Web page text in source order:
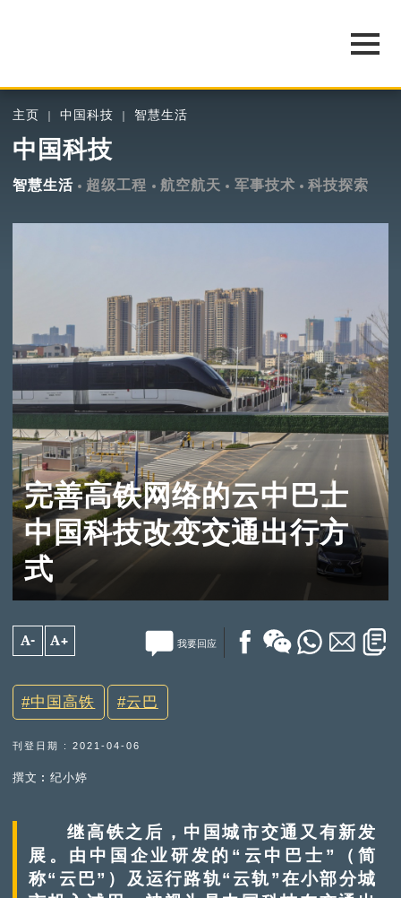
主页 中国科技 智慧生活
中国科技
智慧生活 超级工程 航空航天 军事技术 科技探索
完善高铁网络的云中巴士
中国科技改变交通出行方
式
A- A+ 我要回应
中国高铁 云巴
刊登日期 : 2021-04-06
撰文︰纪小婷
继高铁之后，中国城市交通又有新发
展。由中国企业研发的“云中巴士”（简
称“云巴”）及运行路轨“云轨”在小部分城